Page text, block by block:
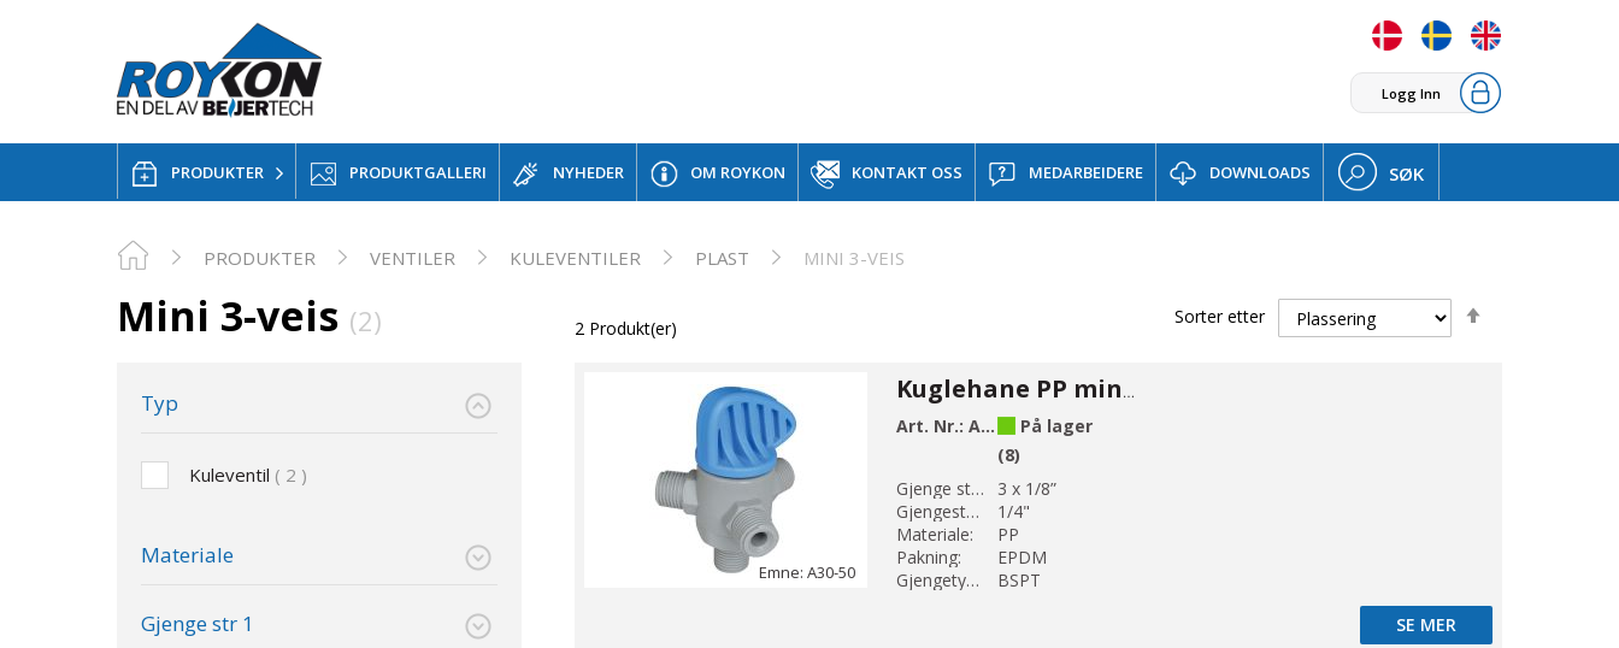
Logg Inn
PRODUKTER PRODUKTGALLERI NYHEDER OM ROYKON KONTAKT OSS MEDARBEIDERE DOWNLOADS SØK
PRODUKTER VENTILER KULEVENTILER PLAST MINI 3-VEIS
Mini 3-veis (2)
Typ
Kuleventil 2
Materiale
Gjenge str 1
2 Produkt(er)
Sorter etter
Emne: A30-50
Kuglehane PP mini 1/8"
Art. Nr.: A30-50
På lager
(8)
Gjenge str 1:
3 x 1/8”
Gjengestørrelse 2:
1/4"
Materiale:
PP
Pakning:
EPDM
Gjengetype:
BSPT
SE MER